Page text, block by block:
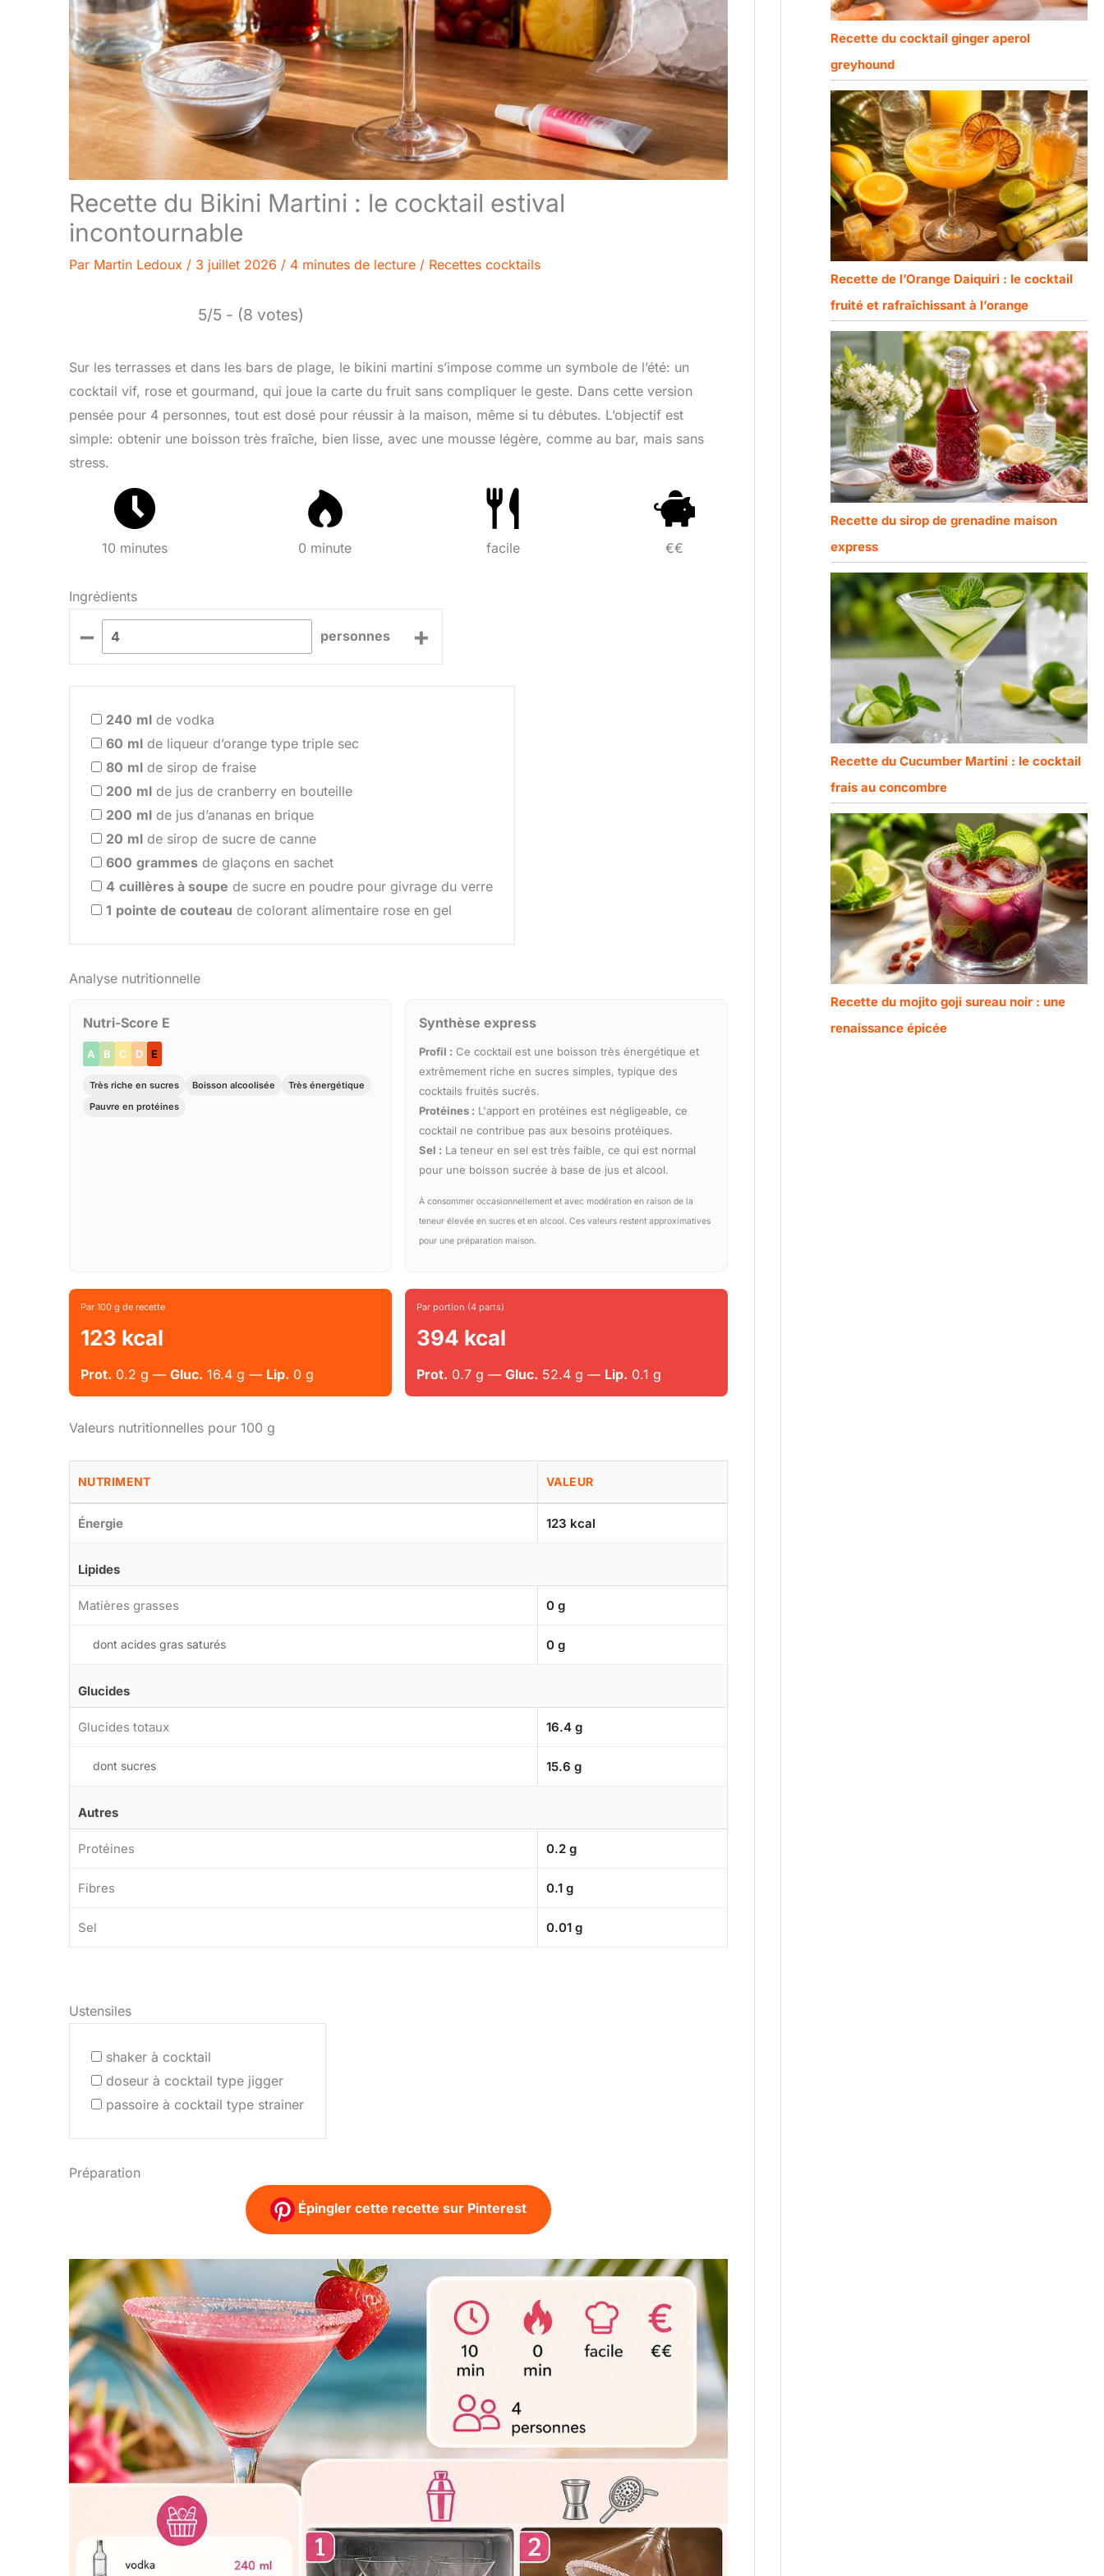
Recette du Bikini Martini : le cocktail estival
incontournable
Par Martin Ledoux / 3 juillet 2026 / 4 minutes de lecture / Recettes cocktails
5/5 - (8 votes)
Sur les terrasses et dans les bars de plage, le bikini martini s’impose comme un symbole de l’été: un
cocktail vif, rose et gourmand, qui joue la carte du fruit sans compliquer le geste. Dans cette version
pensée pour 4 personnes, tout est dosé pour réussir à la maison, même si tu débutes. L’objectif est
simple: obtenir une boisson très fraîche, bien lisse, avec une mousse légère, comme au bar, mais sans
stress.
10 minutes 0 minute facile €€
Ingrédients
– personnes +
240 ml de vodka
60 ml de liqueur d’orange type triple sec
80 ml de sirop de fraise
200 ml de jus de cranberry en bouteille
200 ml de jus d’ananas en brique
20 ml de sirop de sucre de canne
600 grammes de glaçons en sachet
4 cuillères à soupe de sucre en poudre pour givrage du verre
1 pointe de couteau de colorant alimentaire rose en gel
Analyse nutritionnelle
Nutri-Score E
A B C D E
Très riche en sucres Boisson alcoolisée
Très énergétique
Pauvre en protéines
Synthèse express
Profil : Ce cocktail est une boisson très énergétique et
extrêmement riche en sucres simples, typique des
cocktails fruités sucrés.
Protéines : L'apport en protéines est négligeable, ce
cocktail ne contribue pas aux besoins protéiques.
Sel : La teneur en sel est très faible, ce qui est normal
pour une boisson sucrée à base de jus et alcool.
À consommer occasionnellement et avec modération en raison de la
teneur élevée en sucres et en alcool. Ces valeurs restent approximatives
pour une préparation maison.
Par 100 g de recette
123 kcal
Prot. 0.2 g — Gluc. 16.4 g — Lip. 0 g
Par portion (4 parts)
394 kcal
Prot. 0.7 g —Gluc. 52.4 g — Lip. 0.1 g
Valeurs nutritionnelles pour 100 g
NUTRIMENT VALEUR
Énergie 123 kcal
Lipides
Matières grasses 0 g
dont acides gras saturés 0 g
Glucides
Glucides totaux 16.4 g
dont sucres 15.6 g
Autres
Protéines 0.2 g
Fibres 0.1 g
Sel 0.01 g
Ustensiles
shaker à cocktail
doseur à cocktail type jigger
passoire à cocktail type strainer
Préparation
Épingler cette recette sur Pinterest
Recette du cocktail ginger aperol
greyhound
Recette de l’Orange Daiquiri : le cocktail
fruité et rafraîchissant à l’orange
Recette du sirop de grenadine maison
express
Recette du Cucumber Martini : le cocktail
frais au concombre
Recette du mojito goji sureau noir : une
renaissance épicée